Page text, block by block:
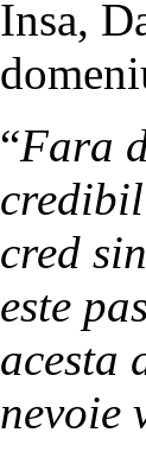
Insa,
“Fara
cred
este
acesta
nevoie